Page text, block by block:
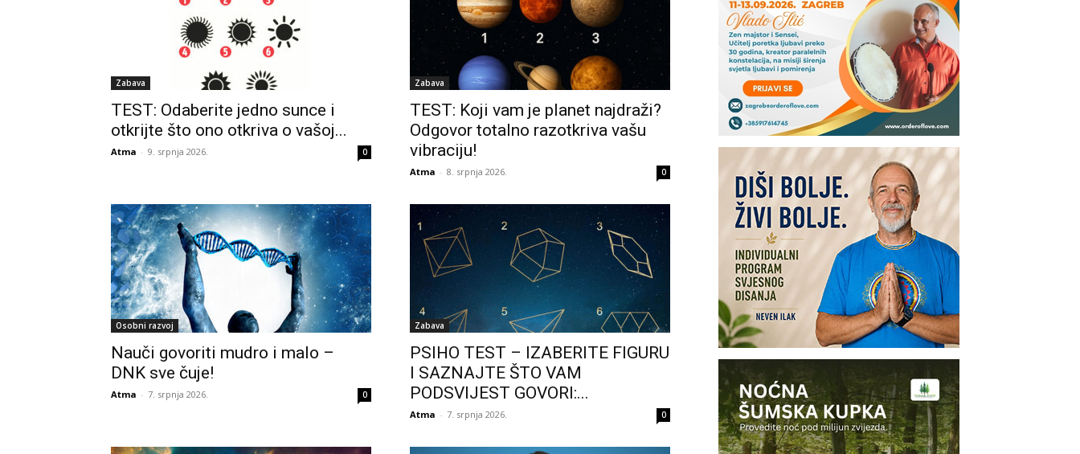
Zabava
TEST: Odaberite jedno sunce i
otkrijte što ono otkriva o vašoj...
Atma - 9. srpnja 2026. 0
Zabava
TEST: Koji vam je planet najdraži?
Odgovor totalno razotkriva vašu
vibraciju!
Atma - 8. srpnja 2026. 0
Osobni razvoj
Nauči govoriti mudro i malo –
DNK sve čuje!
Atma - 7. srpnja 2026. 0
Zabava
PSIHO TEST – IZABERITE FIGURU
I SAZNAJTE ŠTO VAM
PODSVIJEST GOVORI:...
Atma - 7. srpnja 2026. 0